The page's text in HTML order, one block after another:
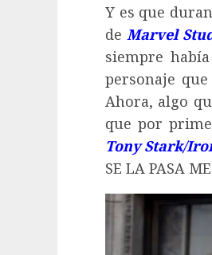
Y es que
de Marvel
siempre
personaje
Ahora, algo
que por
Tony Stark/
SE LA PASA